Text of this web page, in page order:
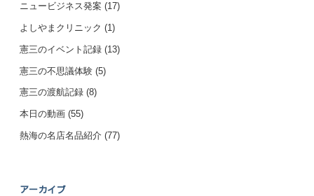
ニュービジネス発案 (17)
よしやまクリニック (1)
憲三のイベント記録 (13)
憲三の不思議体験 (5)
憲三の渡航記録 (8)
本日の動画 (55)
熱海の名店名品紹介 (77)
アーカイブ